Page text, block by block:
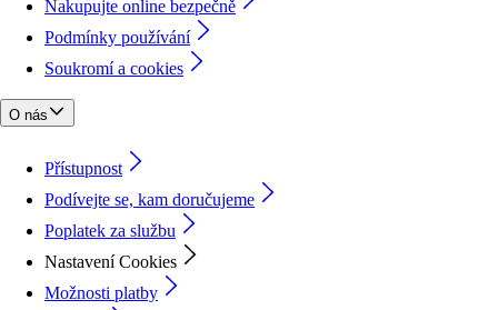
Nakupujte online bezpečně
Podmínky používání
Soukromí a cookies
O nás
Přístupnost
Podívejte se, kam doručujeme
Poplatek za službu
Nastavení Cookies
Možnosti platby